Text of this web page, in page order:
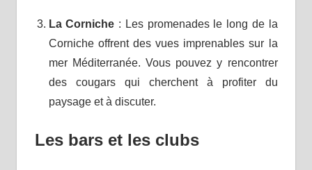
La Corniche : Les promenades le long de la
Corniche offrent des vues imprenables sur la
mer Méditerranée. Vous pouvez y rencontrer
des cougars qui cherchent à profiter du
paysage et à discuter.
Les bars et les clubs